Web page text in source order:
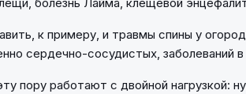
болезнь Лайма, клещевой
к примеру, и травмы спины у
сердечно-сосудистых, заболеваний
пору работают с двойной нагрузкой: